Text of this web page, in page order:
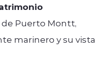
Puerto Montt,
marinero y su vista